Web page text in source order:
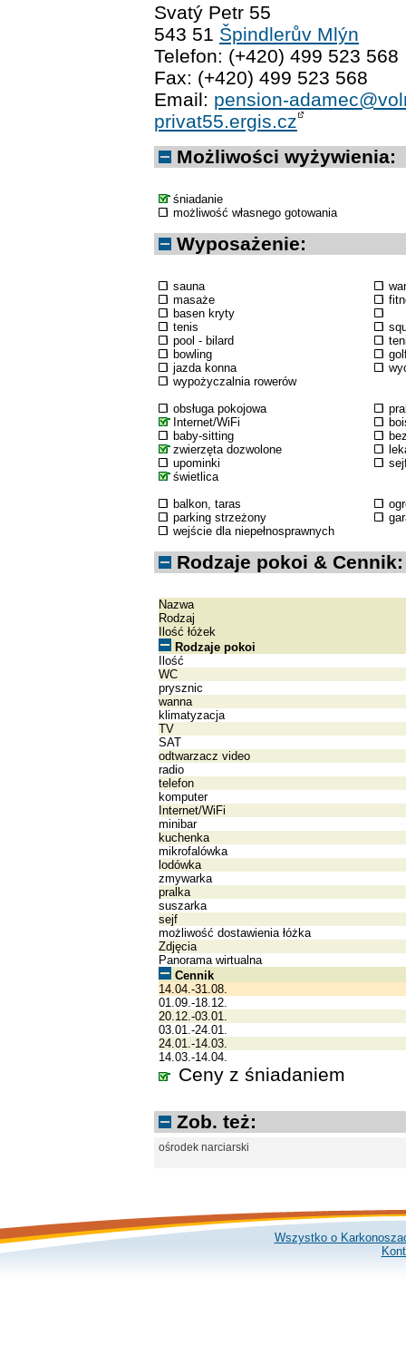
Svatý Petr 55
543 51 Špindlerův Mlýn
Telefon: (+420) 499 523 568
Fax: (+420) 499 523 568
Email: pension-
privat55.ergis.cz
Możliwości wyżywienia:
śniadanie
możliwość własnego gotowania
Wyposażenie:
sauna
masaże
basen kryty
tenis
pool - bilard
bowling
jazda konna
wypożyczalnia rowerów
obsługa pokojowa
Internet/WiFi
baby-sitting
zwierzęta dozwolone
upominki
świetlica
balkon, taras
parking strzeżony
wejście dla niepełnosprawnych
Rodzaje pokoi & Cennik:
Nazwa
Rodzaj
Ilość łóżek
Rodzaje pokoi
Ilość
WC
prysznic
wanna
klimatyzacja
TV
SAT
odtwarzacz video
radio
telefon
komputer
Internet/WiFi
minibar
kuchenka
mikrofalówka
lodówka
zmywarka
pralka
suszarka
sejf
możliwość dostawienia łóżka
Zdjęcia
Panorama wirtualna
Cennik
14.04.-31.08.
01.09.-18.12.
20.12.-03.01.
03.01.-24.01.
24.01.-14.03.
14.03.-14.04.
Ceny z śniadaniem
Zob. też:
ośrodek narciarski
Wszystko o